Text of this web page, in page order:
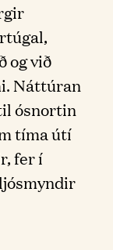
og við
Náttúran
ósnortin
tíma útí
fer í